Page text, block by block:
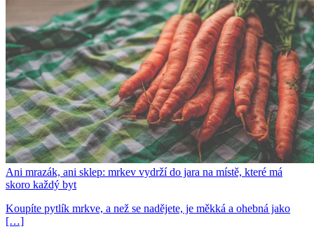
Ani mrazák, ani sklep: mrkev vydrží do jara na místě, které má
skoro každý byt
Koupíte pytlík mrkve, a než se nadějete, je měkká a ohebná jako
[…]